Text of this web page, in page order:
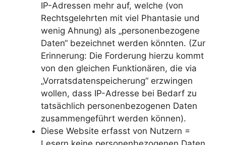
IP-Adressen mehr auf, welche (von
Rechtsgelehrten mit viel Phantasie und
wenig Ahnung) als „personenbezogene
Daten“ bezeichnet werden könnten. (Zur
Erinnerung: Die Forderung hierzu kommt
von den gleichen Funktionären, die via
„Vorratsdatenspeicherung“ erzwingen
wollen, dass IP-Adresse bei Bedarf zu
tatsächlich personenbezogenen Daten
zusammengeführt werden können).
Diese Website erfasst von Nutzern =